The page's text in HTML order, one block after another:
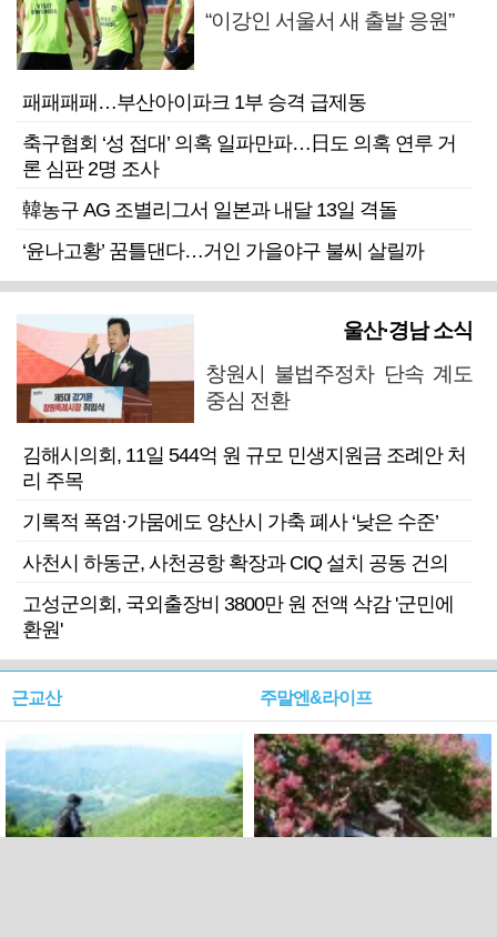
“이강인 서울서 새 출발 응원”
패패패패…부산아이파크 1부 승격 급제동
축구협회 ‘성 접대’ 의혹 일파만파…日도 의혹 연루 거
론 심판 2명 조사
韓농구 AG 조별리그서 일본과 내달 13일 격돌
‘윤나고황’ 꿈틀댄다…거인 가을야구 불씨 살릴까
울산·경남 소식
창원시 불법주정차 단속 계도
중심 전환
김해시의회, 11일 544억 원 규모 민생지원금 조례안 처
리 주목
기록적 폭염·가뭄에도 양산시 가축 폐사 ‘낮은 수준’
사천시 하동군, 사천공항 확장과 CIQ 설치 공동 건의
고성군의회, 국외출장비 3800만 원 전액 삭감 '군민에
환원'
근교산 주말엔&라이프